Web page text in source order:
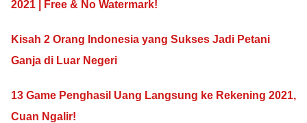
2021 | Free & No Watermark!
Kisah 2 Orang Indonesia yang Sukses Jadi Petani
Ganja di Luar Negeri
13 Game Penghasil Uang Langsung ke Rekening 2021,
Cuan Ngalir!